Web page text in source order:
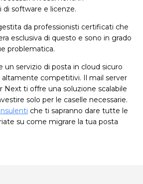
software e licenze.
da professionisti certificati che
esclusiva di questo e sono in grado
problematica.
servizio di posta in cloud sicuro
competitivi. Il mail server
Next ti offre una soluzione scalabile
solo per le caselle necessarie.
che ti sapranno dare tutte le
su come migrare la tua posta